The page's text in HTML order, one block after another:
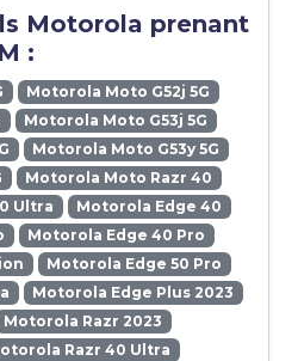
Motorola prenant
:
Motorola Moto G52j 5G
Motorola Moto G53j 5G
Motorola Moto G53y 5G
Motorola Moto Razr 40
Ultra
Motorola Edge 40
Motorola Edge 40 Pro
Motorola Edge 50 Pro
Motorola Edge Plus 2023
Motorola Razr 2023
Razr 40 Ultra